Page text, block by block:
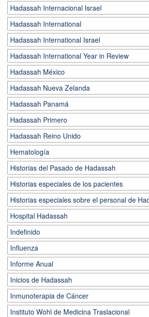
Hadassah Internacional Israel
Hadassah International
Hadassah International Israel
Hadassah International Year in Review
Hadassah México
Hadassah Nueva Zelanda
Hadassah Panamá
Hadassah Primero
Hadassah Reino Unido
Hematología
Historias del Pasado de Hadassah
Historias especiales de los pacientes
Historias especiales sobre el personal de
Hospital Hadassah
Indefinido
Influenza
Informe Anual
Inicios de Hadassah
Inmunoterapia de Cáncer
Instituto Wohl de Medicina Traslacional